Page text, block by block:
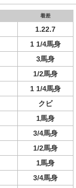
着差
1.22.7
1 1/4馬身
3馬身
1/2馬身
1 1/4馬身
クビ
1馬身
3/4馬身
1/2馬身
1馬身
3/4馬身